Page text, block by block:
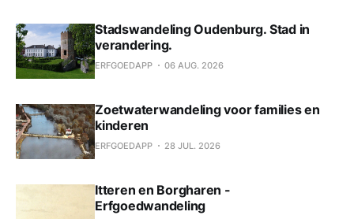
Stadswandeling Oudenburg. Stad in
verandering.
ERFGOEDAPP 06 AUG. 2026
Zoetwaterwandeling voor families en
kinderen
ERFGOEDAPP 28 JUL. 2026
Itteren en Borgharen -
Erfgoedwandeling